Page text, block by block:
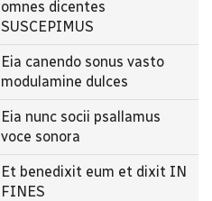
omnes dicentes
SUSCEPIMUS
Eia canendo sonus vasto
modulamine dulces
Eia nunc socii psallamus
voce sonora
Et benedixit eum et dixit IN
FINES